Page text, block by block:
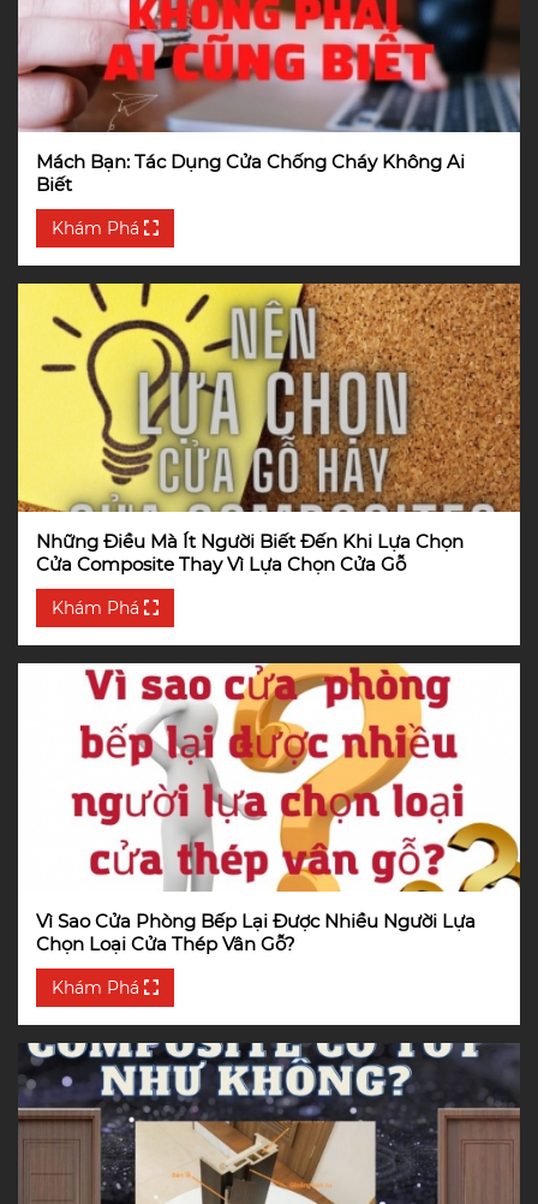
Mách Bạn: Tác Dụng Cửa Chống Cháy Không Ai
Biết
Khám Phá
Những Điều Mà Ít Người Biết Đến Khi Lựa Chọn
Cửa Composite Thay Vì Lựa Chọn Cửa Gỗ
Khám Phá
Vì Sao Cửa Phòng Bếp Lại Được Nhiều Người Lựa
Chọn Loại Cửa Thép Vân Gỗ?
Khám Phá